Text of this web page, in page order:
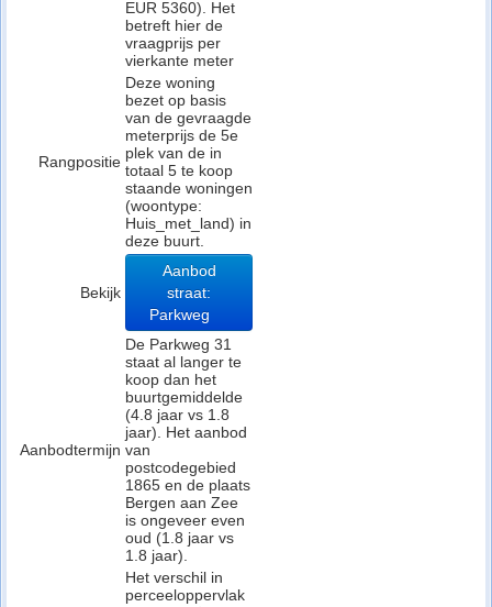
EUR 5360). Het
betreft hier de
vraagprijs per
vierkante meter
Rangpositie
Deze woning
bezet op basis
van de gevraagde
meterprijs de 5e
plek van de in
totaal 5 te koop
staande woningen
(woontype:
Huis_met_land) in
deze buurt.
Bekijk
Aanbod
straat:
Parkweg
Aanbodtermijn
De Parkweg 31
staat al langer te
koop dan het
buurtgemiddelde
(4.8 jaar vs 1.8
jaar). Het aanbod
van
postcodegebied
1865 en de plaats
Bergen aan Zee
is ongeveer even
oud (1.8 jaar vs
1.8 jaar).
Het verschil in
perceeloppervlak